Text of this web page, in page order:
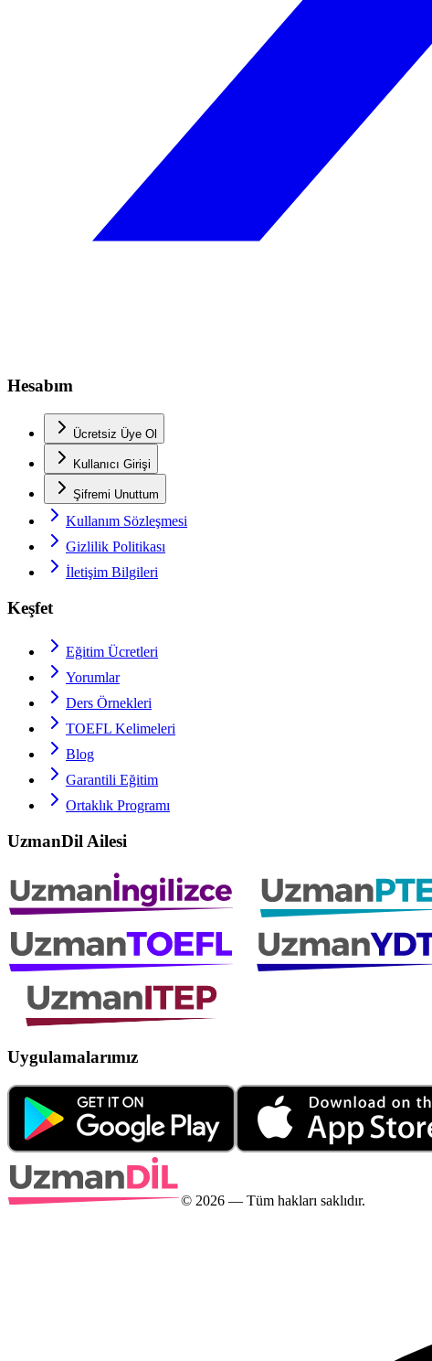
Hesabım
Ücretsiz Üye Ol
Kullanıcı Girişi
Şifremi Unuttum
Kullanım Sözleşmesi
Gizlilik Politikası
İletişim Bilgileri
Keşfet
Eğitim Ücretleri
Yorumlar
Ders Örnekleri
TOEFL Kelimeleri
Blog
Garantili Eğitim
Ortaklık Programı
UzmanDil Ailesi
Uygulamalarımız
© 2026 — Tüm hakları saklıdır.